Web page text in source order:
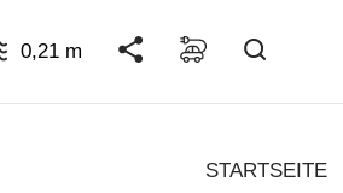
0,21 m
STARTSEITE